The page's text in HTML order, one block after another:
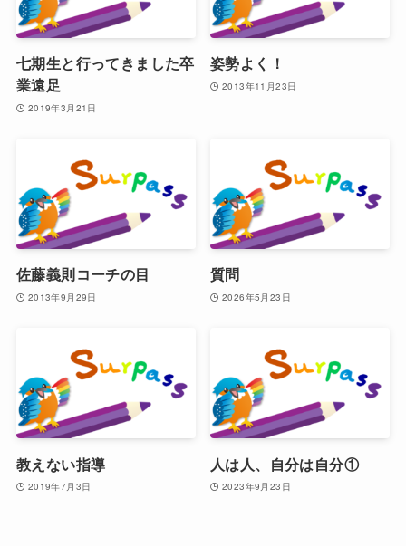
七期生と行ってきました卒
業遠足
2019年3月21日
姿勢よく！
2013年11月23日
佐藤義則コーチの目
2013年9月29日
質問
2026年5月23日
教えない指導
2019年7月3日
人は人、自分は自分①
2023年9月23日